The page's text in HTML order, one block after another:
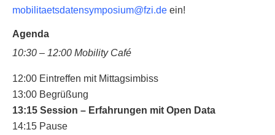
mobilitaetsdatensymposium@fzi.de ein!
Agenda
10:30 – 12:00 Mobility Café
12:00 Eintreffen mit Mittagsimbiss
13:00 Begrüßung
13:15 Session – Erfahrungen mit Open Data
14:15 Pause